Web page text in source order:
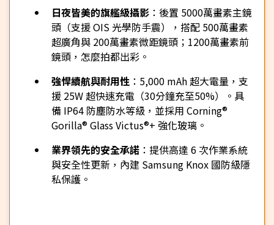
日夜皆美的旗艦級攝影 ：後置 5000萬畫素主鏡
頭（支援 OIS 光學防手震），搭配 500萬畫素
超廣角與 200萬畫素微距鏡頭；1200萬畫素前
鏡頭，怎麼拍都出彩。
強悍續航與耐用性 ：5,000 mAh 超大電量，支
援 25W 超快速充電（30分鐘充至50%）。具
備 IP64 防塵防水等級，並採用 Corning®
Gorilla® Glass Victus®+ 強化玻璃。
業界領先的安全承諾 ：提供高達 6 次作業系統
與安全性更新，內建 Samsung Knox 國防級隱
私保護。